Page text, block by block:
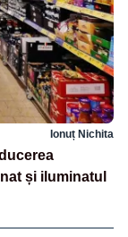
Ionuț Nichita
și iluminatul